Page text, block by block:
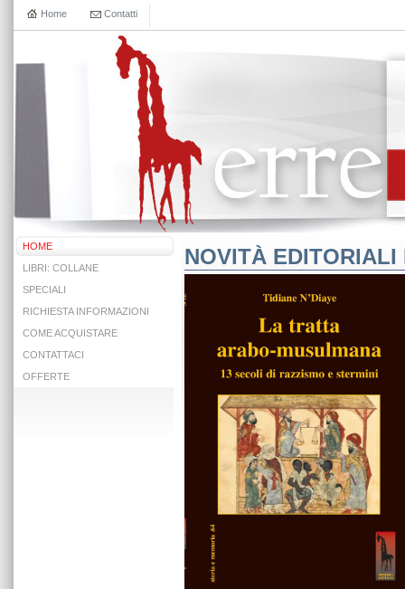
Home Contatti
HOME
LIBRI: COLLANE
SPECIALI
RICHIESTA INFORMAZIONI
COME ACQUISTARE
CONTATTACI
OFFERTE
NOVITÀ EDITORIALI